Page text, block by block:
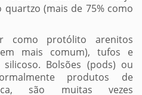
(mais de 75% como
como protólito arenitos
mais comum), tufos e
Bolsões (pods) ou
produtos de
são muitas vezes